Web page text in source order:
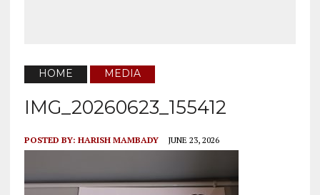
HOME MEDIA
IMG_20260623_155412
POSTED BY: HARISH MAMBADY JUNE 23, 2026